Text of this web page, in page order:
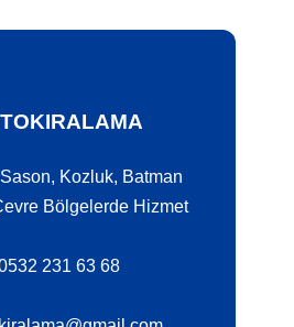
Kozluk, Batman
Bölgelerde Hizmet
231 63 68